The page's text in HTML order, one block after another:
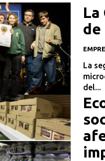
La
de
La
del...